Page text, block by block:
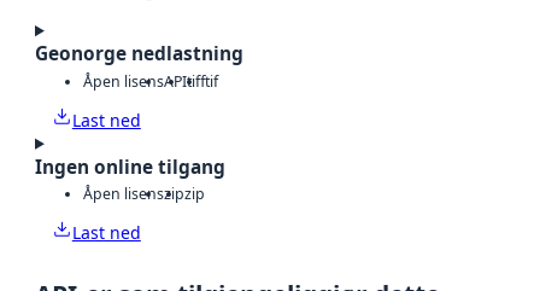
Geonorge nedlastning
Åpen lisensAPItifftif
Last ned
Ingen online tilgang
Åpen lisenszipzip
Last ned